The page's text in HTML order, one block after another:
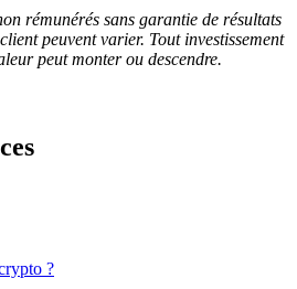
rémunérés sans garantie de résultats
peuvent varier. Tout investissement
peut monter ou descendre.
?